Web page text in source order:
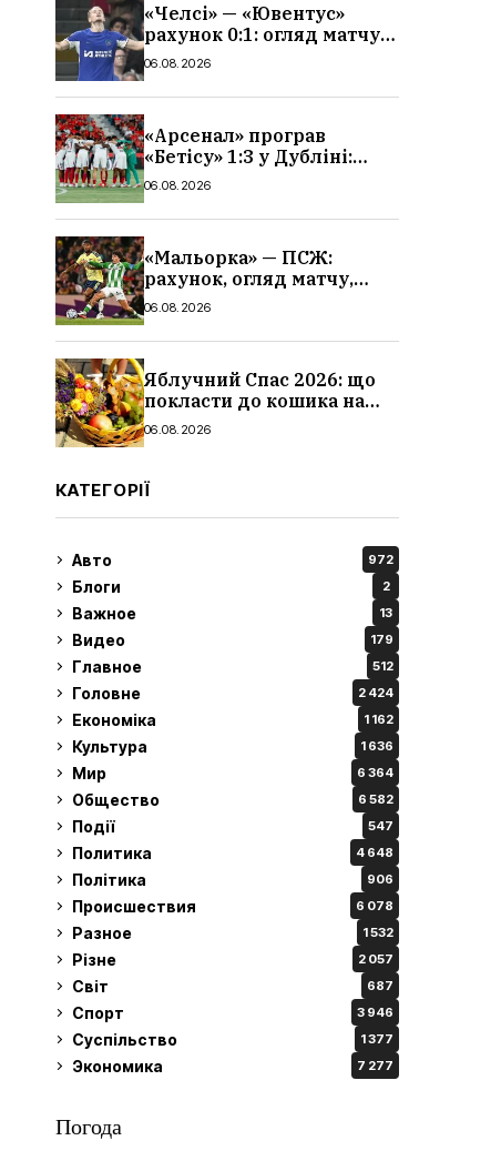
«Челсі» — «Ювентус»
рахунок 0:1: огляд матчу
та вихід Мудрика
06.08.2026
«Арсенал» програв
«Бетісу» 1:3 у Дубліні:
огляд матчу та всі голи
06.08.2026
«Мальорка» — ПСЖ:
рахунок, огляд матчу,
голи та склад парижан
06.08.2026
Яблучний Спас 2026: що
покласти до кошика на
освячення, які фрукти,
06.08.2026
КАТЕГОРІЇ
Авто 972
Блоги 2
Важное 13
Видео 179
Главное 512
Головне 2 424
Економіка 1 162
Культура 1 636
Мир 6 364
Общество 6 582
Події 547
Политика 4 648
Політика 906
Происшествия 6 078
Разное 1 532
Різне 2 057
Світ 687
Спорт 3 946
Суспільство 1 377
Экономика 7 277
Погода